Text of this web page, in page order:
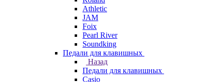
Athletic
JAM
Foix
Pearl River
Soundking
Педали для клавишных
Назад
Педали для клавишных
Casio